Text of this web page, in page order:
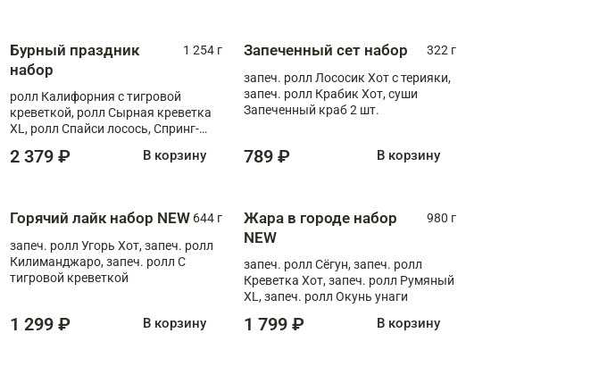
Бурный праздник
набор
1 254 г
ролл Калифорния с тигровой
креветкой, ролл Сырная креветка
XL, ролл Спайси лосось, Спринг-
Медовая креветка
2 379 ₽ В корзину
Запеченный сет набор
322 г
запеч. ролл Лососик Хот с терияки,
запеч. ролл Крабик Хот, суши
Запеченный краб 2 шт.
789 ₽ В корзину
Горячий лайк набор NEW 644 г
запеч. ролл Угорь Хот, запеч. ролл
Килиманджаро, запеч. ролл С
тигровой креветкой
1 299 ₽ В корзину
Жара в городе набор
NEW
980 г
запеч. ролл Сёгун, запеч. ролл
Креветка Хот, запеч. ролл Румяный
XL, запеч. ролл Окунь унаги
1 799 ₽ В корзину